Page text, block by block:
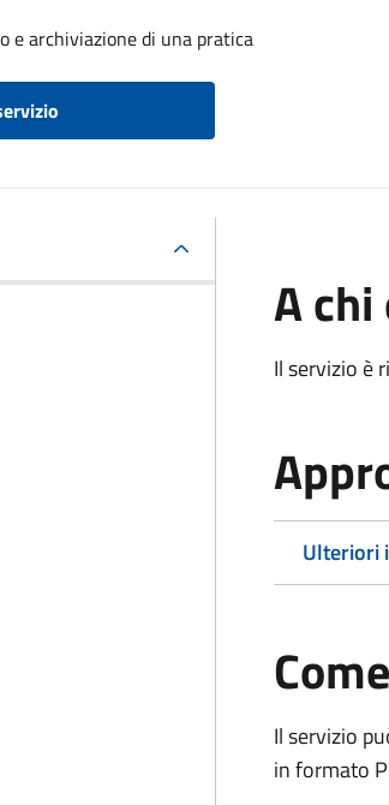
e archiviazione di una pratica
A
Il servizio è
Ulteriori
Il servizio
in formato